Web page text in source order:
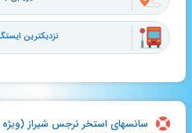
نزدیکترین
سانسهای استخر نرجس شیراز